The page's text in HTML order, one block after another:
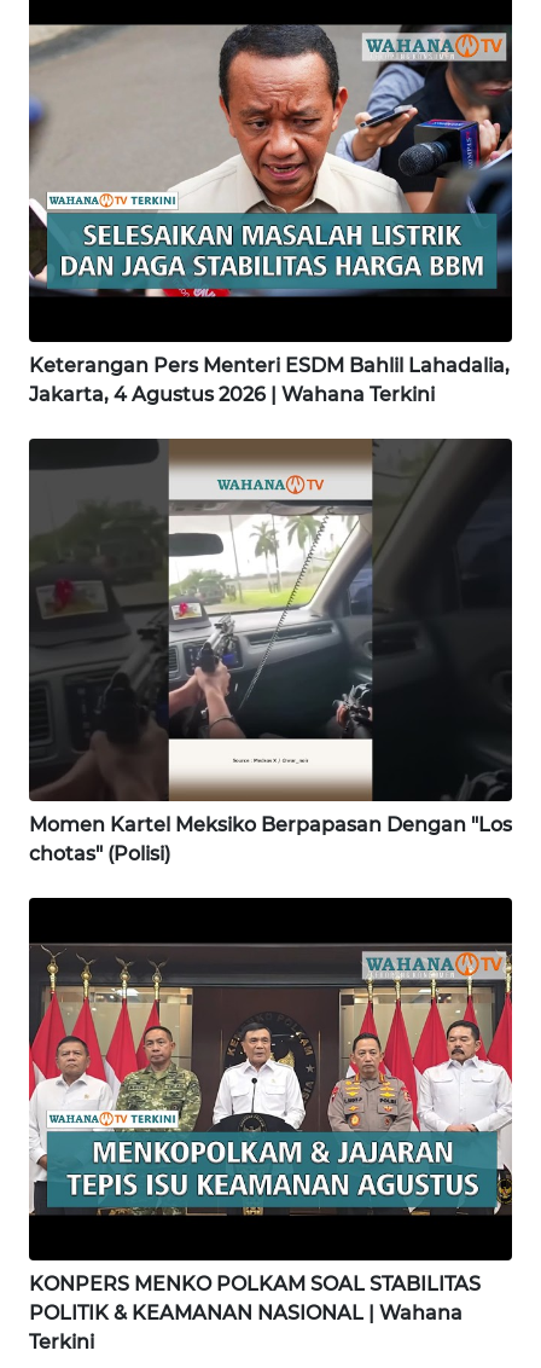
Keterangan Pers Menteri ESDM Bahlil Lahadalia,
Jakarta, 4 Agustus 2026 | Wahana Terkini
Momen Kartel Meksiko Berpapasan Dengan "Los
chotas" (Polisi)
KONPERS MENKO POLKAM SOAL STABILITAS
POLITIK & KEAMANAN NASIONAL | Wahana
Terkini
WN
SELATAN
WN
TANJUNG
WN
KARO
WN
LABUHANBATU
WN
TAPANULI
TENGAH
WN DELI
SERDANG
WN
TINGGI
WN
PAKPAK
WN
KARAWANG
WN
BEKASI
WN
DEPOK